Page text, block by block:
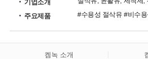
기업소개
주요제품
켐녹 소개